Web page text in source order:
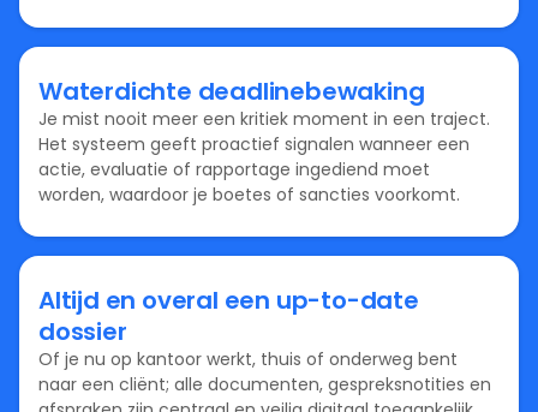
Waterdichte deadlinebewaking
Je mist nooit meer een kritiek moment in een traject.
Het systeem geeft proactief signalen wanneer een
actie, evaluatie of rapportage ingediend moet
worden, waardoor je boetes of sancties voorkomt.
Altijd en overal een up-to-date
dossier
Of je nu op kantoor werkt, thuis of onderweg bent
naar een cliënt; alle documenten, gespreksnotities en